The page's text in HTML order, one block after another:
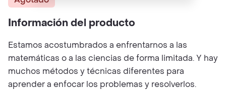
Información del producto
Estamos acostumbrados a enfrentarnos a las
matemáticas o a las ciencias de forma limitada. Y hay
muchos métodos y técnicas diferentes para
aprender a enfocar los problemas y resolverlos.